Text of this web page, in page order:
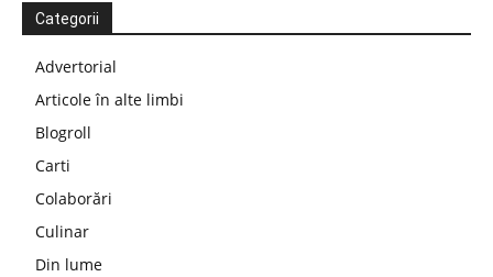
Categorii
Advertorial
Articole în alte limbi
Blogroll
Carti
Colaborări
Culinar
Din lume